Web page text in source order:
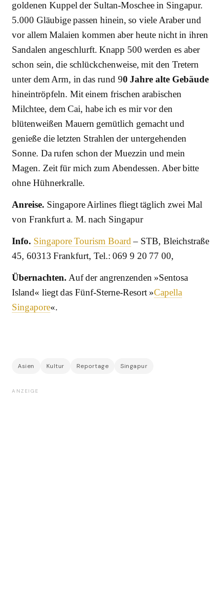
goldenen Kuppel der Sultan-Moschee in Singapur.
5.000 Gläubige passen hinein, so viele Araber und
vor allem Malaien kommen aber heute nicht in ihren
Sandalen angeschlurft. Knapp 500 werden es aber
schon sein, die schlückchenweise, mit den Tretern
unter dem Arm, in das rund 90 Jahre alte Gebäude
hineintröpfeln. Mit einem frischen arabischen
Milchtee, dem Cai, habe ich es mir vor den
blütenweißen Mauern gemütlich gemacht und
genieße die letzten Strahlen der untergehenden
Sonne. Da rufen schon der Muezzin und mein
Magen. Zeit für mich zum Abendessen. Aber bitte
ohne Hühnerkralle.
Anreise. Singapore Airlines fliegt täglich zwei Mal
von Frankfurt a. M. nach Singapur
Info. Singapore Tourism Board– STB, Bleichstraße
45, 60313 Frankfurt, Tel.: 069 9 20 77 00,
Übernachten. Auf der angrenzenden »Sentosa
Island« liegt das Fünf-Sterne-Resort »Capella
Singapore«.
Asien Kultur Reportage Singapur
ANZEIGE